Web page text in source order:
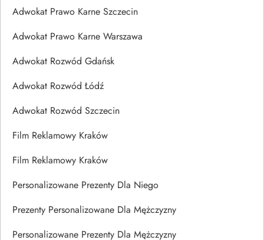
Adwokat Prawo Karne Szczecin
Adwokat Prawo Karne Warszawa
Adwokat Rozwód Gdańsk
Adwokat Rozwód Łódź
Adwokat Rozwód Szczecin
Film Reklamowy Kraków
Film Reklamowy Kraków
Personalizowane Prezenty Dla Niego
Prezenty Personalizowane Dla Mężczyzny
Personalizowane Prezenty Dla Mężczyzny